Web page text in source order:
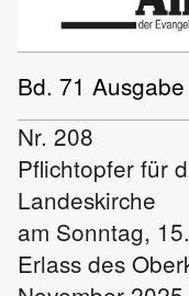
Bd. 71
Nr. 208
Pflichtopfer für
Landeskirche
am Sonntag,
Erlass des